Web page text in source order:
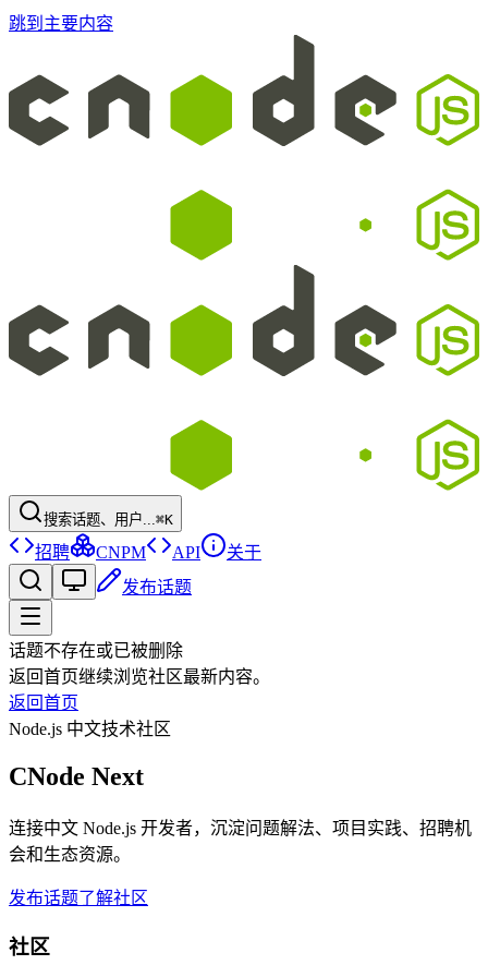
跳到主要内容
搜索话题、用户...⌘K
招聘 CNPM API
关于
发布话题
话题不存在或已被删除
返回首页继续浏览社区最新内容。
返回首页
Node.js 中文技术社区
CNode Next
连接中文 Node.js 开发者，沉淀问题解法、项目实践、招聘机
会和生态资源。
发布话题了解社区
社区